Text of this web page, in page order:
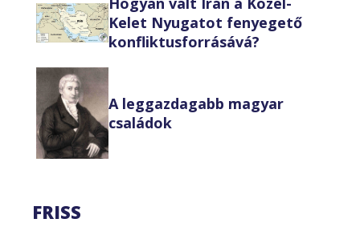
Kelet Nyugatot fenyegető
konfliktusforrásává?
A leggazdagabb magyar
családok
FRISS